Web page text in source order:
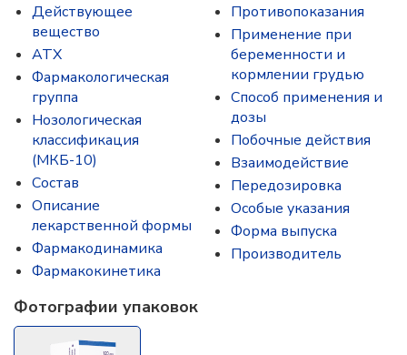
Действующее
вещество
ATX
Фармакологическая
группа
Нозологическая
классификация
(МКБ-10)
Состав
Описание
лекарственной формы
Фармакодинамика
Фармакокинетика
Противопоказания
Применение при
беременности и
кормлении грудью
Способ применения и
дозы
Побочные действия
Взаимодействие
Передозировка
Особые указания
Форма выпуска
Производитель
Фотографии упаковок